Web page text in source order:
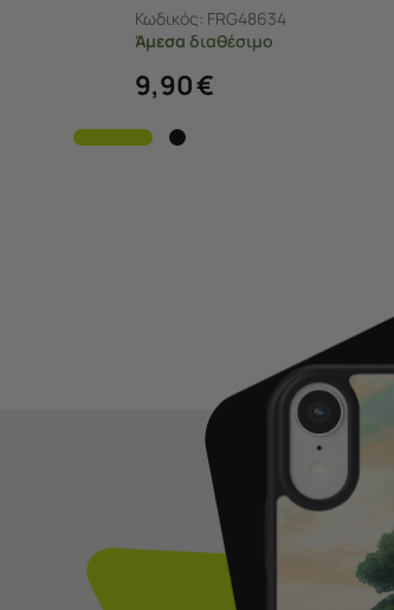
Κωδικός: FRG48634
Άμεσα διαθέσιμο
9,90€